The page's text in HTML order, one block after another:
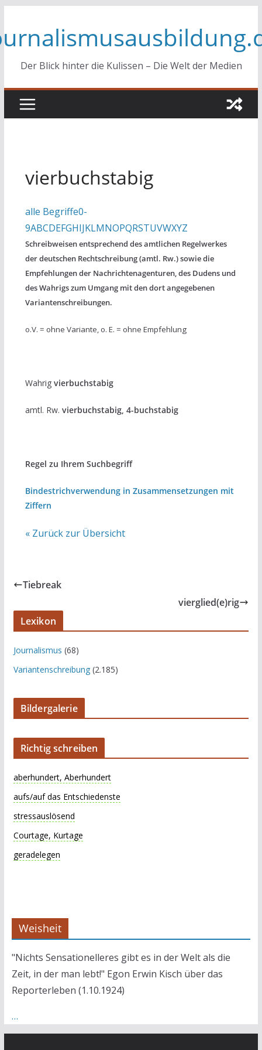
springen
Der Blick hinter die Kulissen – Die Welt der Medien
vierbuchstabig
alle Begriffe0-
9ABCDEFGHIJKLMNOPQRSTUVWXYZ
Schreibweisen entsprechend des amtlichen Regelwerkes
der deutschen Rechtschreibung (amtl. Rw.) sowie die
Empfehlungen der Nachrichtenagenturen, des Dudens und
des Wahrigs zum Umgang mit den dort angegebenen
Variantenschreibungen.
o.V. = ohne Variante, o. E. = ohne Empfehlung
Wahrig vierbuchstabig
amtl. Rw. vierbuchstabig, 4-buchstabig
Regel zu Ihrem Suchbegriff
Bindestrichverwendung in Zusammensetzungen mit
Ziffern
« Zurück zur Übersicht
Tiebreak
vierglied(e)rig
Lexikon
Journalismus (68)
Variantenschreibung(2.185)
Bildergalerie
Richtig schreiben
aberhundert, Aberhundert
aufs/auf das Entschiedenste
stressauslösend
Courtage, Kurtage
geradelegen
Weisheit
"Nichts Sensationelleres gibt es in der Welt als die
Zeit, in der man lebt!" Egon Erwin Kisch über das
Reporterleben (1.10.1924)
…